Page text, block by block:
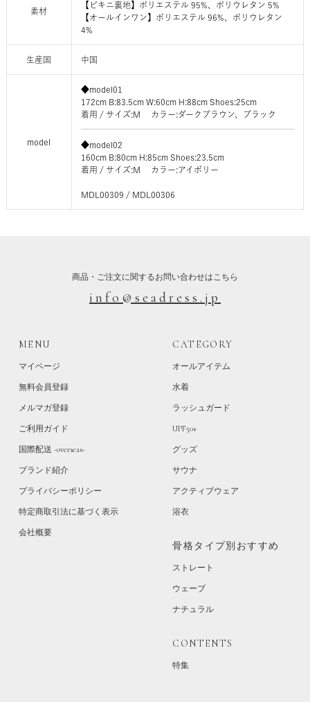
素材
【ビキニ裏地】ポリエステル 95%、ポリウレタン 5%
【オールインワン】ポリエステル 96%、ポリウレタン
4%
生産国 中国
model
◆model01
172cm B:83.5cm W:60cm H:88cm Shoes:25cm
着用 / サイズ:M カラー:ダークブラウン、ブラック
◆model02
160cm B:80cm H:85cm Shoes:23.5cm
着用 / サイズ:M カラー:アイボリー
MDL00309 / MDL00306
商品・ご注文に関するお問い合わせはこちら
info@seadress.jp
MENU
マイページ
無料会員登録
メルマガ登録
ご利用ガイド
国際配送 -overseas-
ブランド紹介
プライバシーポリシー
特定商取引法に基づく表示
会社概要
CATEGORY
オールアイテム
水着
ラッシュガード
UPF50+
グッズ
サウナ
アクティブウェア
浴衣
骨格タイプ別おすすめ
ストレート
ウェーブ
ナチュラル
CONTENTS
特集